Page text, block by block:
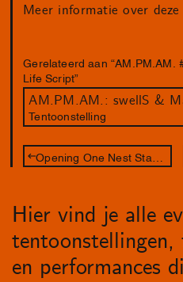
Meer informatie over
Gerelateerd aan “AM.PM.AM.
Life Script”
Tentoonstelling
Hier vind je alle
tentoonstellingen,
en performances